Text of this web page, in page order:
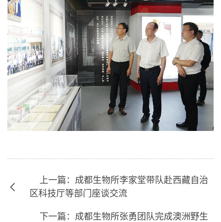
上一篇：成都生物所李家堂带队赴西藏自治
区科技厅等部门座谈交流
下一篇：成都生物所张勇团队完成澳洲野生